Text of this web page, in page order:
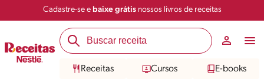
Cadastre-se e baixe grátisnossos livros de receitas
Receitas Cursos E-books
Salvar Compartilhar